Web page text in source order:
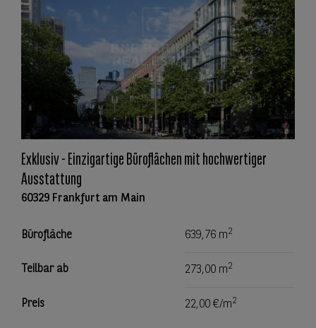
Exklusiv - Einzigartige Büroflächen mit hochwertiger
Ausstattung
60329 Frankfurt am Main
Bürofläche 639,76 m2
Teilbar ab 273,00 m2
Preis 22,00 €/m2